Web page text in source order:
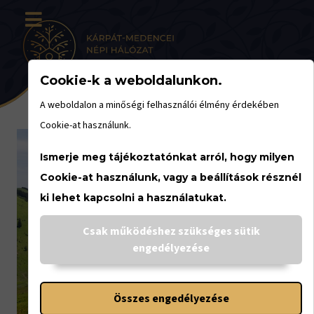
Cookie-k a weboldalunkon.
A weboldalon a minőségi felhasználói élmény érdekében
Cookie-at használunk.
Ismerje meg tájékoztatónkat arról, hogy milyen
Cookie-at használunk, vagy a beállítások résznél
ki lehet kapcsolni a használatukat.
Csak működéshez szükséges sütik
engedélyezése
Összes engedélyezése